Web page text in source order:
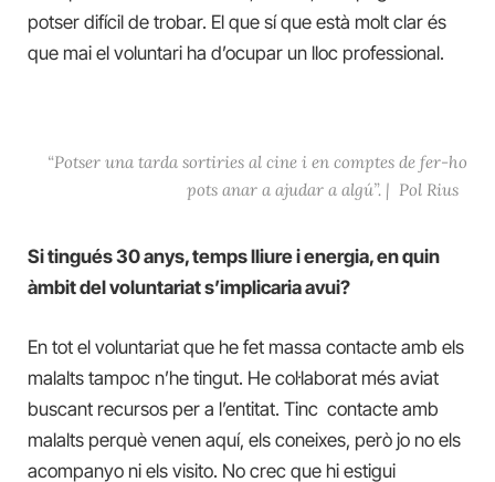
potser difícil de trobar. El que sí que està molt clar és
que mai el voluntari ha d’ocupar un lloc professional.
“Potser una tarda sortiries al cine i en comptes de fer-ho
pots anar a ajudar a algú”. | Pol Rius
Si tingués 30 anys, temps lliure i energia, en quin
àmbit del voluntariat s’implicaria avui?
En tot el voluntariat que he fet massa contacte amb els
malalts tampoc n’he tingut. He col·laborat més aviat
buscant recursos per a l’entitat. Tinc contacte amb
malalts perquè venen aquí, els coneixes, però jo no els
acompanyo ni els visito. No crec que hi estigui